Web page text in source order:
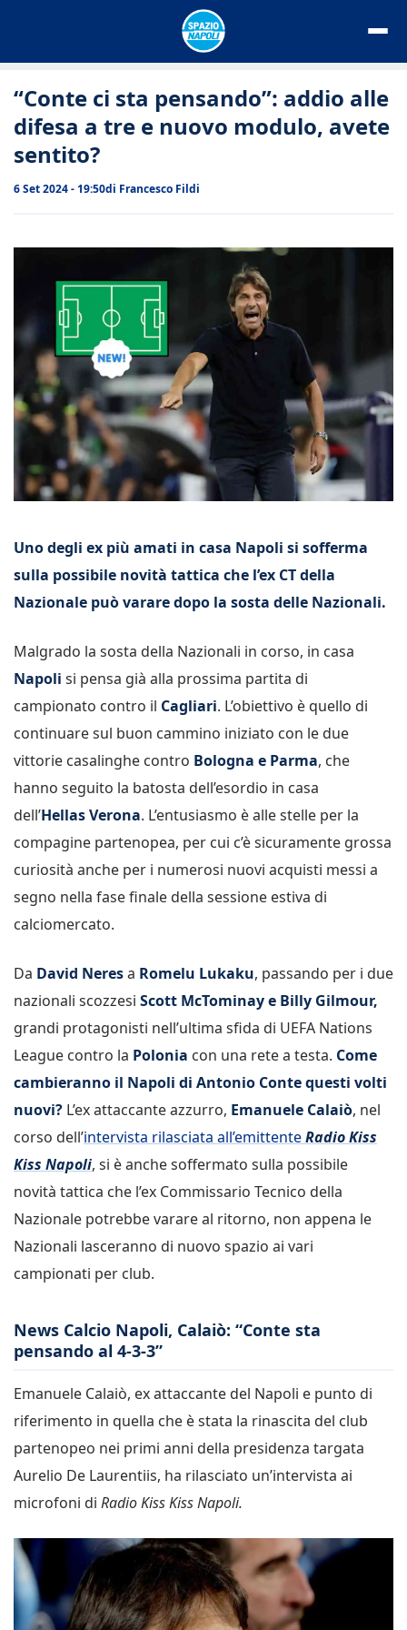
“Conte ci sta pensando”: addio alle
difesa a tre e nuovo modulo, avete
sentito?
6 Set 2024 - 19:50di Francesco Fildi
Uno degli ex più amati in casa Napoli si sofferma
sulla possibile novità tattica che l’ex CT della
Nazionale può varare dopo la sosta delle Nazionali.
Malgrado la sosta della Nazionali in corso, in casa
Napoli si pensa già alla prossima partita di
campionato contro il Cagliari. L’obiettivo è quello di
continuare sul buon cammino iniziato con le due
vittorie casalinghe contro Bologna e Parma, che
hanno seguito la batosta dell’esordio in casa
dell’Hellas Verona. L’entusiasmo è alle stelle per la
compagine partenopea, per cui c’è sicuramente grossa
curiosità anche per i numerosi nuovi acquisti messi a
segno nella fase finale della sessione estiva di
calciomercato.
Da David Neresa Romelu Lukaku, passando per i due
nazionali scozzesi Scott McTominay e Billy Gilmour,
grandi protagonisti nell’ultima sfida di UEFA Nations
League contro la Polonia con una rete a testa. Come
cambieranno il Napoli di Antonio Conte questi volti
nuovi? L’ex attaccante azzurro, Emanuele Calaiò, nel
corso dell’intervista rilasciata all’emittenteRadio Kiss
Kiss Napoli, si è anche soffermato sulla possibile
novità tattica che l’ex Commissario Tecnico della
Nazionale potrebbe varare al ritorno, non appena le
Nazionali lasceranno di nuovo spazio ai vari
campionati per club.
News Calcio Napoli, Calaiò: “Conte sta
pensando al 4-3-3”
Emanuele Calaiò, ex attaccante del Napoli e punto di
riferimento in quella che è stata la rinascita del club
partenopeo nei primi anni della presidenza targata
Aurelio De Laurentiis, ha rilasciato un’intervista ai
microfoni di Radio Kiss Kiss Napoli.